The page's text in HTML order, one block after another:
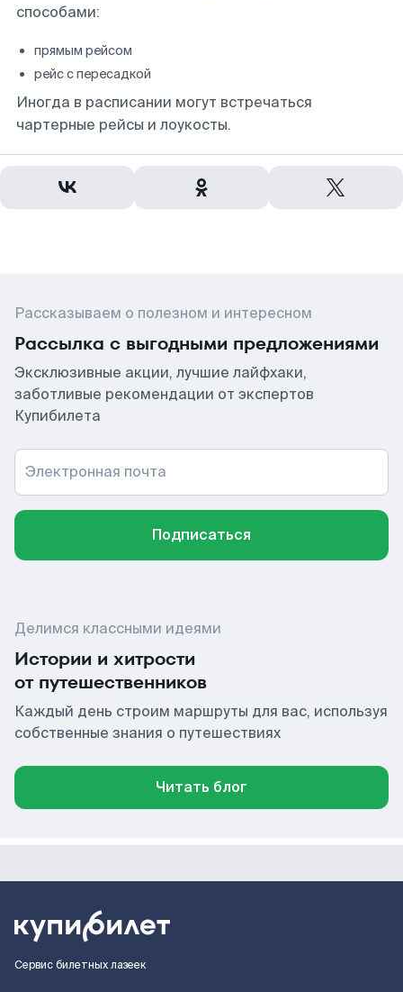
способами:
прямым рейсом
рейс с пересадкой
Иногда в расписании могут встречаться
чартерные рейсы и лоукосты.
Рассказываем о полезном и интересном
Рассылка с выгодными предложениями
Эксклюзивные акции, лучшие лайфхаки,
заботливые рекомендации от экспертов
Купибилета
Электронная почта
Подписаться
Делимся классными идеями
Истории и хитрости
от путешественников
Каждый день строим маршруты для вас, используя
собственные знания о путешествиях
Читать блог
Сервис билетных лазеек